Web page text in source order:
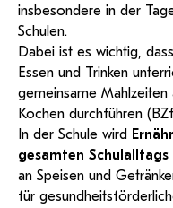
insbesondere in der
Schulen.
Dabei ist es wichtig,
Essen und Trinken
gemeinsame
Kochen durchführen (
In der Schule wird
gesamten Schulalltags
an Speisen und
für